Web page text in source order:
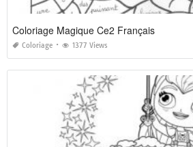
Coloriage Magique Ce2 Français
Coloriage 1377 Views